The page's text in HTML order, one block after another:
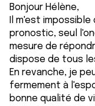
Bonjour Hélène,
Il m'est
pronostic, seul
mesure de
dispose de tous
En revanche, je
fermement à
bonne qualité de